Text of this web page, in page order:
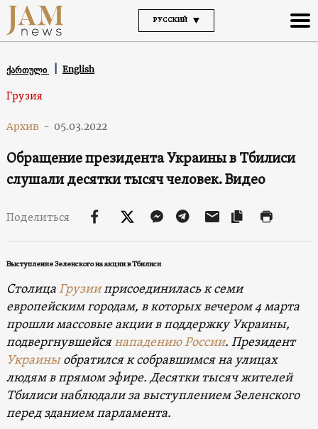
РУССКИЙ
ქართული English
Грузия
Архив - 05.03.2022
Обращение президента Украины в Тбилиси
слушали десятки тысяч человек. Видео
Поделиться
Выступление Зеленского на акции в Тбилиси
СтолицаГрузииприсоединилась к семи
европейским городам, в которых вечером 4 марта
прошли массовые акции в поддержку Украины,
подвергнувшейсянападению России. Президент
Украиныобратился к собравшимся на улицах
людям в прямом эфире. Десятки тысяч жителей
Тбилиси наблюдали за выступлением Зеленского
перед зданием парламента.